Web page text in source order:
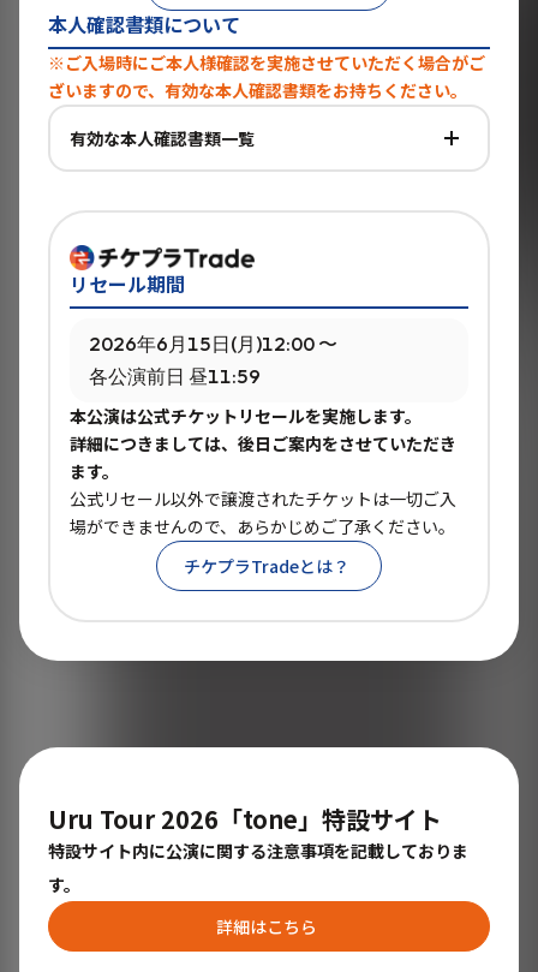
本人確認書類について
※ご入場時にご本人様確認を実施させていただく場合がご
ざいますので、有効な本人確認書類をお持ちください。
有効な本人確認書類一覧
リセール期間
2026年6月15日(月)12:00 〜
各公演前日 昼11:59
本公演は公式チケットリセールを実施します。
詳細につきましては、後日ご案内をさせていただき
ます。
公式リセール以外で譲渡されたチケットは一切ご入
場ができませんので、あらかじめご了承ください。
チケプラTradeとは？
Uru Tour 2026「tone」特設サイト
特設サイト内に公演に関する注意事項を記載しておりま
す。
詳細はこちら